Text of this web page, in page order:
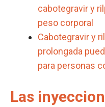
cabotegravir y
peso corporal
Cabotegravir y
prolongada
para personas
Las